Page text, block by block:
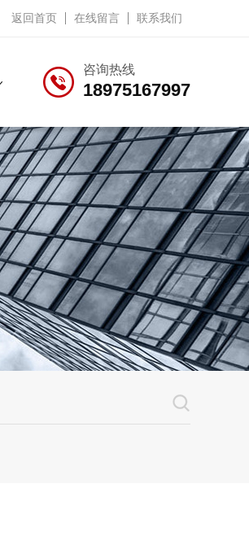
返回首页 在线留言 联系我们
咨询热线
18975167997